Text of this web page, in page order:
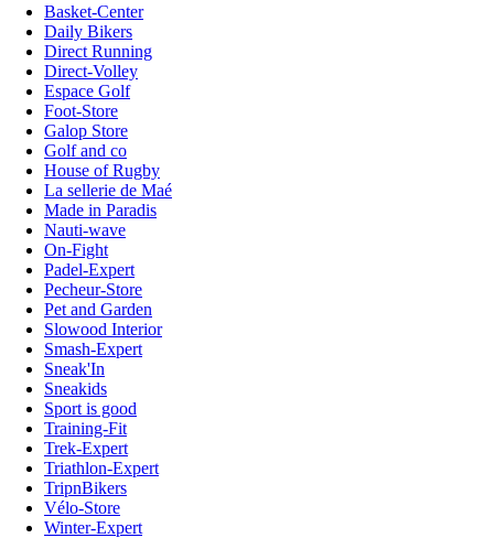
Basket-Center
Daily Bikers
Direct Running
Direct-Volley
Espace Golf
Foot-Store
Galop Store
Golf and co
House of Rugby
La sellerie de Maé
Made in Paradis
Nauti-wave
On-Fight
Padel-Expert
Pecheur-Store
Pet and Garden
Slowood Interior
Smash-Expert
Sneak'In
Sneakids
Sport is good
Training-Fit
Trek-Expert
Triathlon-Expert
TripnBikers
Vélo-Store
Winter-Expert